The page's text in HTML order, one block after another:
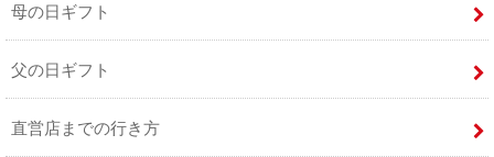
母の日ギフト
父の日ギフト
直営店までの行き方